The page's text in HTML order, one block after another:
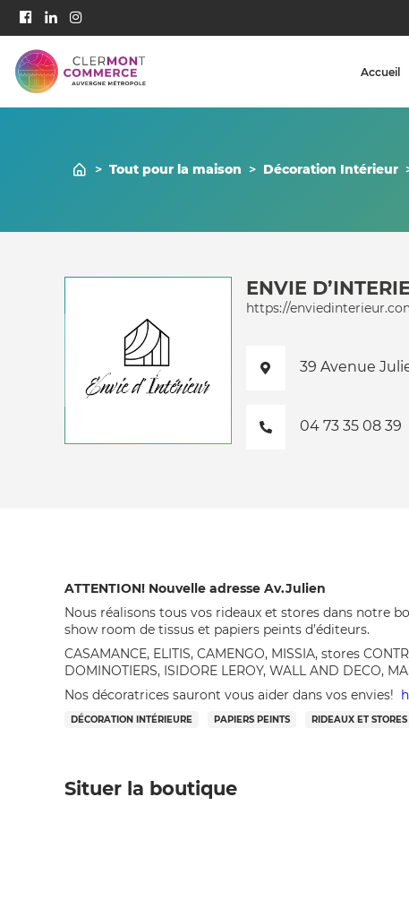
Accueil
> Tout pour la maison > Décoration Intérieur
ENVIE
https://
39 Avenue
04 73 35 08 39
ATTENTION! Nouvelle adresse Av.Julien
Nous réalisons tous vos rideaux et stores dans notre
show room de tissus et papiers peints d’éditeurs.
CASAMANCE, ELITIS, CAMENGO, MISSIA, stores
DOMINOTIERS, ISIDORE LEROY, WALL AND DECO,
Nos décoratrices sauront vous aider dans vos envies!
DÉCORATION INTÉRIEURE PAPIERS PEINTS RIDEAUX ET
Situer la boutique